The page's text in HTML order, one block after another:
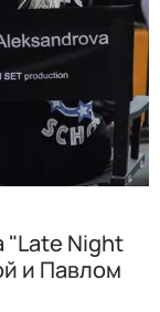
"Late Night
и Павлом